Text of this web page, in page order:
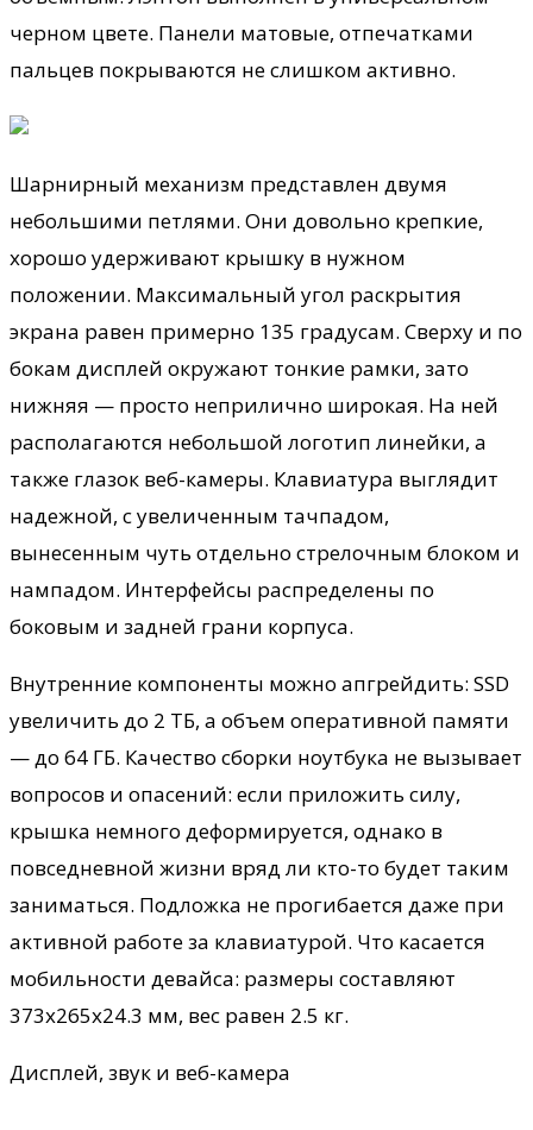
черном цвете. Панели матовые, отпечатками
пальцев покрываются не слишком активно.
Шарнирный механизм представлен двумя
небольшими петлями. Они довольно крепкие,
хорошо удерживают крышку в нужном
положении. Максимальный угол раскрытия
экрана равен примерно 135 градусам. Сверху и по
бокам дисплей окружают тонкие рамки, зато
нижняя — просто неприлично широкая. На ней
располагаются небольшой логотип линейки, а
также глазок веб-камеры. Клавиатура выглядит
надежной, с увеличенным тачпадом,
вынесенным чуть отдельно стрелочным блоком и
нампадом. Интерфейсы распределены по
боковым и задней грани корпуса.
Внутренние компоненты можно апгрейдить: SSD
увеличить до 2 ТБ, а объем оперативной памяти
— до 64 ГБ. Качество сборки ноутбука не вызывает
вопросов и опасений: если приложить силу,
крышка немного деформируется, однако в
повседневной жизни вряд ли кто-то будет таким
заниматься. Подложка не прогибается даже при
активной работе за клавиатурой. Что касается
мобильности девайса: размеры составляют
373х265х24.3 мм, вес равен 2.5 кг.
Дисплей, звук и веб-камера